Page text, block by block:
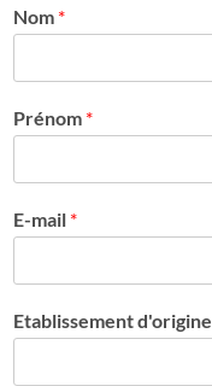
Nom *
Prénom *
E-mail *
Etablissement d'origine